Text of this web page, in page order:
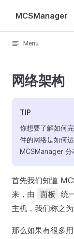
Skip to content
MCSManager
Menu
网络架构
TIP
你想要了解如何
件的网络是如何
MCSManager 分
首先我们知道
来，由
面板
统
主机，我们称之为
那么如果有很多